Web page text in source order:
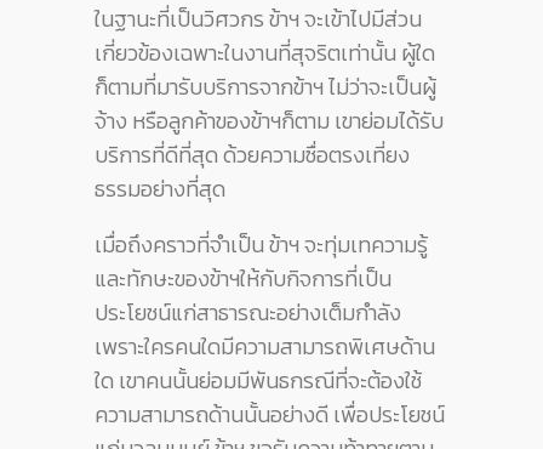
ในฐานะที่เป็นวิศวกร ข้าฯ จะเข้าไปมีส่วน
เกี่ยวข้องเฉพาะในงานที่สุจริตเท่านั้น ผู้ใด
ก็ตามที่มารับบริการจากข้าฯ ไม่ว่าจะเป็นผู้
จ้าง หรือลูกค้าของข้าฯก็ตาม เขาย่อมได้รับ
บริการที่ดีที่สุด ด้วยความซื่อตรงเที่ยง
ธรรมอย่างที่สุด
เมื่อถึงคราวที่จำเป็น ข้าฯ จะทุ่มเทความรู้
และทักษะของข้าฯให้กับกิจการที่เป็น
ประโยชน์แก่สาธารณะอย่างเต็มกำลัง
เพราะใครคนใดมีความสามารถพิเศษด้าน
ใด เขาคนนั้นย่อมมีพันธกรณีที่จะต้องใช้
ความสามารถด้านนั้นอย่างดี เพื่อประโยชน์